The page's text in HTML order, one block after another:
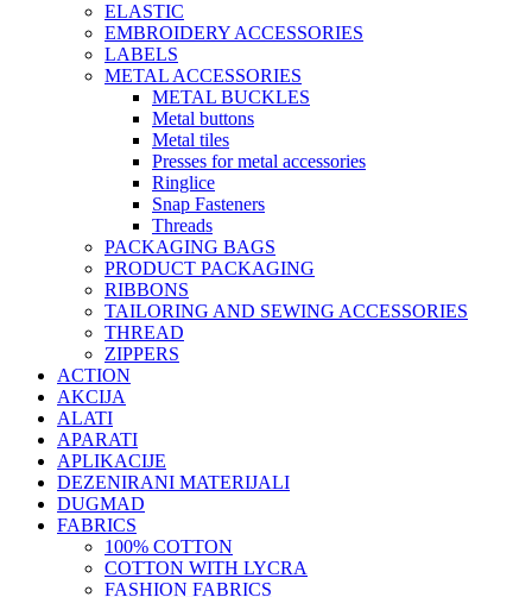
ELASTIC
EMBROIDERY ACCESSORIES
LABELS
METAL ACCESSORIES
METAL BUCKLES
Metal buttons
Metal tiles
Presses for metal accessories
Ringlice
Snap Fasteners
Threads
PACKAGING BAGS
PRODUCT PACKAGING
RIBBONS
TAILORING AND SEWING ACCESSORIES
THREAD
ZIPPERS
ACTION
AKCIJA
ALATI
APARATI
APLIKACIJE
DEZENIRANI MATERIJALI
DUGMAD
FABRICS
100% COTTON
COTTON WITH LYCRA
FASHION FABRICS